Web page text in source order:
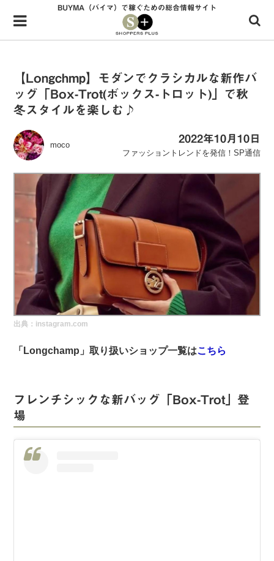
Menu
HOME
34歳独身OLバイマ実践記
ファッショントレンドを発信！SP通信
BUYMAで人気のブランド
BUYMAの売れ筋商品
バイマの疑問に現役パーソナルショッパーが答えてみた
バイマ活動の疑問に売れっ子現役バイヤーが答えてみた
実録！海外ショップで買ってみた！
海外SHOP LIST
BUYMA（バイマ）で稼ぐための総合情報サイト
【Longchmp】モダンでクラシカルな新作バ
ッグ「Box-Trot(ボックス-トロット)」で秋
冬スタイルを楽しむ♪
moco
2022年10月10日
ファッショントレンドを発信！SP通信
出典：instagram.com
「Longchamp」取り扱いショップ一覧はこちら
フレンチシックな新バッグ「Box-Trot」登
場